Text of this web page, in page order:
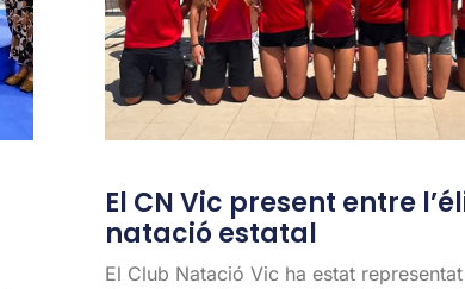
El CN Vic present entre
natació estatal
El Club Natació Vic ha estat